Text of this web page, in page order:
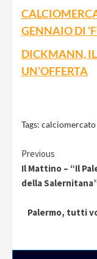
GENNAIO DI
DICKMANN, IL
UN’OFFERTA
Tags:
Continue
Reading
Previous
Il Mattino – “Il
della
Palermo, tutti